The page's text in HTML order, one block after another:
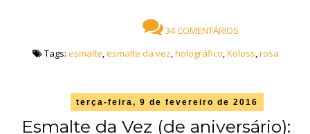
34 COMENTÁRIOS
Tags: esmalte,esmalte da vez,holográfico,Koloss,rosa
terça-feira, 9 de fevereiro de 2016
Esmalte da Vez (de aniversário):